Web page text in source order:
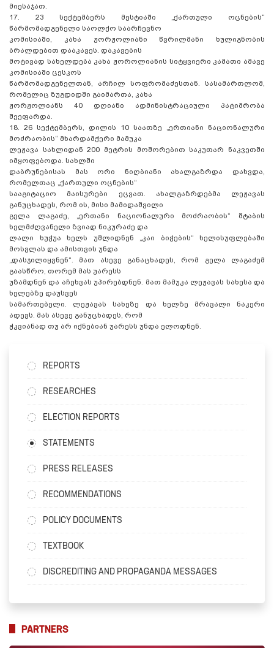
მიესაჯათ.
17. 23 სექტემბერს მესტიაში „ქართული ოცნების“
წარმომადგენელი საოლქო საარჩევნო
კომისიაში, კახა ჟორჟოლიანი წვრილმანი ხულიგნობის
ბრალდებით დააკავეს. დაკავების
მოტივად სახელდება კახა ჟოროლიანის სიტყვიერი კამათი ამავე
კომისიაში ცესკოს
წარმომადგენელთან, არჩილ სოფრომაძესთან. სასამართლომ,
რომელიც ზუგდიდში გაიმართა, კახა
ჟორჟოლიანს 40 დღიანი ადმინისტრაციული პატიმრობა
შეეფარდა.
18. 26 სექტემბერს, დილის 10 საათზე „ერთიანი ნაციონალური
მოძრაობის“ მხარდამჭერი მამუკა
ლეჟავა სახლიდან 200 მეტრის მოშორებით საკუთარ ნაკვეთში
იმყოფებოდა. სახლში
დაბრუნებისას მას ორი ნიღბიანი ახალგაზრდა დახვდა,
რომელთაც „ქართული ოცნების“
სააგიტაციო მაისურები ეცვათ. ახალგაზრდებმა ლეჟავას
განუცხადეს, რომ ის, მისი მამიდაშვილი
გელა ლაგაძე, „ერთანი ნაციონალური მოძრაობის“ შტაბის
ხელმძღვანელი ზვიად ნიკურაძე და
ლალი ხუჭუა ხელს უშლიდნენ „კაი ბიჭების“ ხელისუფლებაში
მოსვლას და ამისთვის უნდა
„დასჯილიყვნენ“. მათ ასევე განაცხადეს, რომ გელა ლაგაძემ
გაასწრო, თორემ მას უარესს
უზამდნენ და აჩეხვას უპირებდნენ. მათ მამუკა ლეჟავას სახესა და
ხელებზე დაუსვეს
სამართებელი. ლეჟავას სახეზე და ხელზე მრავალი ნაკერი
ადევს. მას ასევე განუცხადეს, რომ
ჭკვიანად თუ არ იქნებიან უარესს უნდა ელოდნენ.
REPORTS
RESEARCHES
ELECTION REPORTS
STATEMENTS
PRESS RELEASES
RECOMMENDATIONS
POLICY DOCUMENTS
TEXTBOOK
DISCREDITING AND PROPAGANDA MESSAGES
PARTNERS